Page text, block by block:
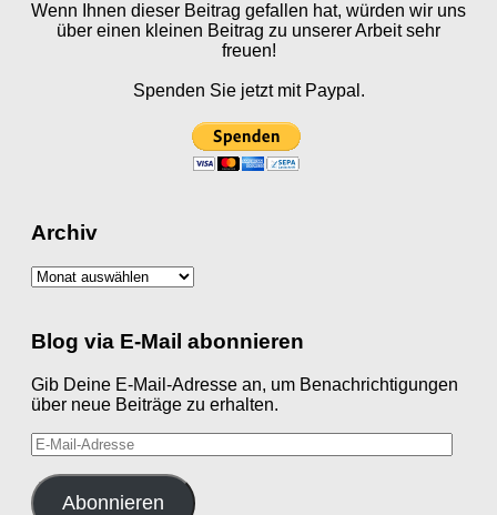
Wenn Ihnen dieser Beitrag gefallen hat, würden wir uns
über einen kleinen Beitrag zu unserer Arbeit sehr
freuen!
Spenden Sie jetzt mit Paypal.
Archiv
Archiv
Blog via E-Mail abonnieren
Gib Deine E-Mail-Adresse an, um Benachrichtigungen
über neue Beiträge zu erhalten.
E-
Mail-
Adresse
Abonnieren